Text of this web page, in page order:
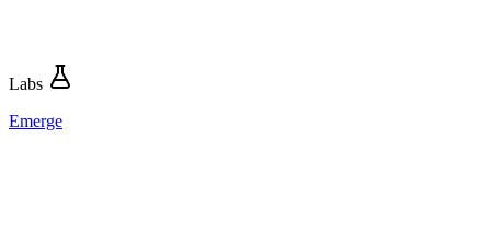
Labs
Emerge